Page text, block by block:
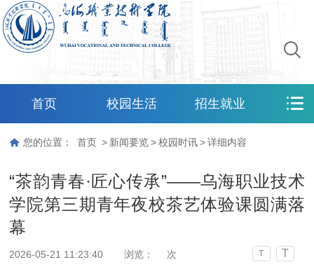
首页 校园生活 招生就业
您的位置： 首页 > 新闻要览 > 校园时讯 > 详细内容
“茶韵青春·匠心传承”——乌海职业技术
学院第三期青年夜校茶艺体验课圆满落
幕
2026-05-21 11:23:40 浏览： 次 T T